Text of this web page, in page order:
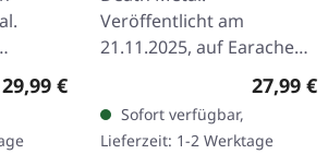
Devil's
Regulärer Preis:
29,99 €
Veröffentlicht am
21.11.2025, auf Earache
Records. Weißes Vinyl LP
im Standard Cover. Plastic
Head Distribution
Exklusiv-Edition. Als…
27,99 €
Sofort verfügbar,
Lieferzeit: 1-2 Werktage